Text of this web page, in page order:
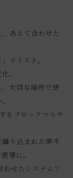
あえて合わせた
テイスト。
。
大切な場所で使
るブロックマルチ
り込まれた厚手
情に。
せたシステムソ